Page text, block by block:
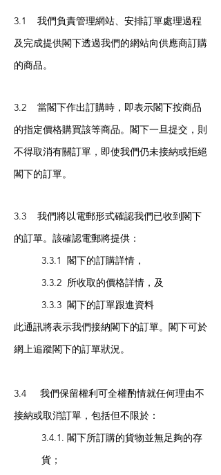
3.1 我們負責管理網站、安排訂單處理過程
及完成提供閣下透過我們的網站向供應商訂購
的商品。
3.2 當閣下作出訂購時，即表示閣下按商品
的指定價格購買該等商品。閣下一旦提交，則
不得取消有關訂單，即使我們仍未接納或拒絕
閣下的訂單。
3.3 我們將以電郵形式確認我們已收到閣下
的訂單。該確認電郵將提供：
3.3.1 閣下的訂購詳情，
3.3.2 所收取的價格詳情，及
3.3.3 閣下的訂單跟進資料
此通訊將表示我們接納閣下的訂單。閣下可於
網上追蹤閣下的訂單狀況。
3.4 我們保留權利可全權酌情就任何理由不
接納或取消訂單，包括但不限於：
3.4.1. 閣下所訂購的貨物並無足夠的存
貨；